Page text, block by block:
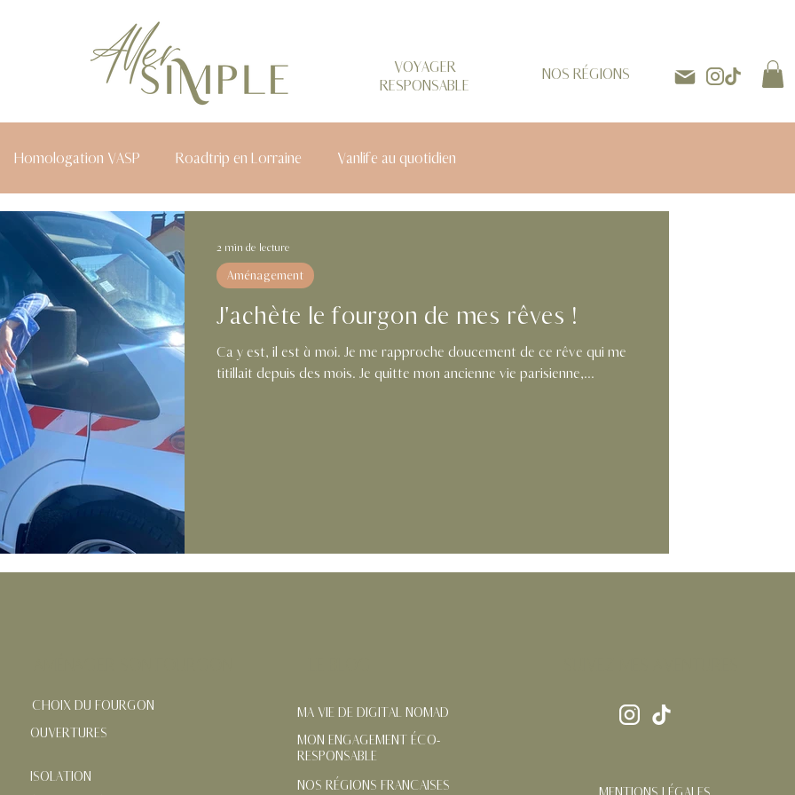
VOYAGER
RESPONSABLE
NOS RÉGIONS
Homologation VASP Roadtrip en Lorraine Vanlife au quotidien
J'achète le fourgon de mes rêves !
Ça y est, il est à moi. Je me rapproche doucement de ce rêve qui me
titillait depuis des mois. Je quitte mon ancienne vie parisienne,...
Aménagement
2 min de lecture
CHOIX DU FOURGON
OUVERTURES
ISOLATION
MA VIE DE DIGITAL NOMAD
MON ENGAGEMENT ÉCO-
RESPONSABLE
NOS RÉGIONS FRANÇAISES